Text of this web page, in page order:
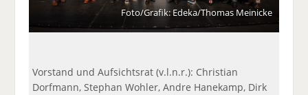
e
n
n e
n
Foto/Grafik: Edeka/Thomas Meinicke
Vorstand und Aufsichtsrat (v.l.n.r.): Christian
Dorfmann, Stephan Wohler, Andre Hanekamp, Dirk